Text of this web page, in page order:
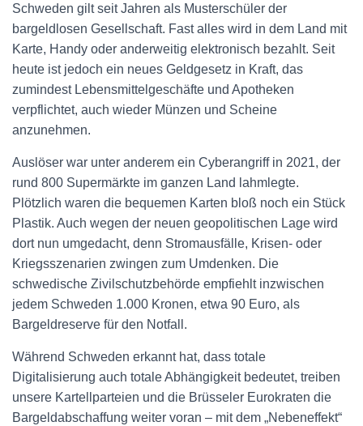
Schweden gilt seit Jahren als Musterschüler der
bargeldlosen Gesellschaft. Fast alles wird in dem Land mit
Karte, Handy oder anderweitig elektronisch bezahlt. Seit
heute ist jedoch ein neues Geldgesetz in Kraft, das
zumindest Lebensmittelgeschäfte und Apotheken
verpflichtet, auch wieder Münzen und Scheine
anzunehmen.
Auslöser war unter anderem ein Cyberangriff in 2021, der
rund 800 Supermärkte im ganzen Land lahmlegte.
Plötzlich waren die bequemen Karten bloß noch ein Stück
Plastik. Auch wegen der neuen geopolitischen Lage wird
dort nun umgedacht, denn Stromausfälle, Krisen- oder
Kriegsszenarien zwingen zum Umdenken. Die
schwedische Zivilschutzbehörde empfiehlt inzwischen
jedem Schweden 1.000 Kronen, etwa 90 Euro, als
Bargeldreserve für den Notfall.
Während Schweden erkannt hat, dass totale
Digitalisierung auch totale Abhängigkeit bedeutet, treiben
unsere Kartellparteien und die Brüsseler Eurokraten die
Bargeldabschaffung weiter voran – mit dem „Nebeneffekt“